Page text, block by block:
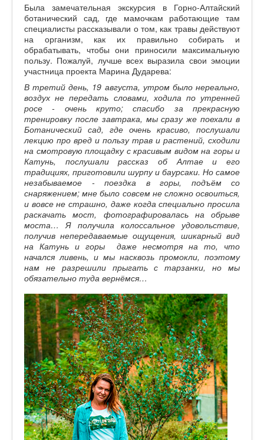
Была замечательная экскурсия в Горно-Алтайский
ботанический сад, где мамочкам работающие там
специалисты рассказывали о том, как травы действуют
на организм, как их правильно собирать и
обрабатывать, чтобы они приносили максимальную
пользу. Пожалуй, лучше всех выразила свои эмоции
участница проекта Марина Дударева:
В третий день, 19 августа, утром было нереально,
воздух не передать словами, ходила по утренней
росе - очень круто; спасибо за прекрасную
тренировку после завтрака, мы сразу же поехали в
Ботанический сад, где очень красиво, послушали
лекцию про вред и пользу трав и растений, сходили
на смотровую площадку с красивым видом на горы и
Катунь, послушали рассказ об Алтае и его
традициях, приготовили шурпу и баурсаки. Но самое
незабываемое - поездка в горы, подъём со
снаряжением; мне было совсем не сложно освоиться,
и вовсе не страшно, даже когда специально просила
раскачать мост, фотографировалась на обрыве
моста… Я получила колоссальное удовольствие,
получив непередаваемые ощущения, шикарный вид
на Катунь и горы даже несмотря на то, что
начался ливень, и мы насквозь промокли, поэтому
нам не разрешили прыгать с тарзанки, но мы
обязательно туда вернёмся…